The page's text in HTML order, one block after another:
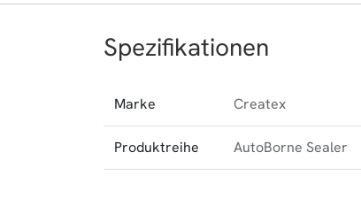
Spezifikationen
Marke Createx
Produktreihe AutoBorne Sealer